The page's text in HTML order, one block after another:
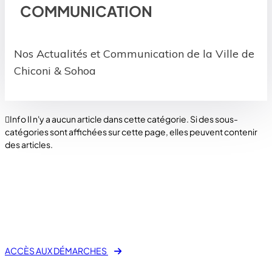
COMMUNICATION
Nos Actualités et Communication de la Ville de
Chiconi & Sohoa
InfoIl n'y a aucun article dans cette catégorie. Si des sous-
catégories sont affichées sur cette page, elles peuvent contenir
des articles.
ACCÈS AUX DÉMARCHES